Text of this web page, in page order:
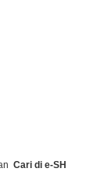
Cari di e-SH